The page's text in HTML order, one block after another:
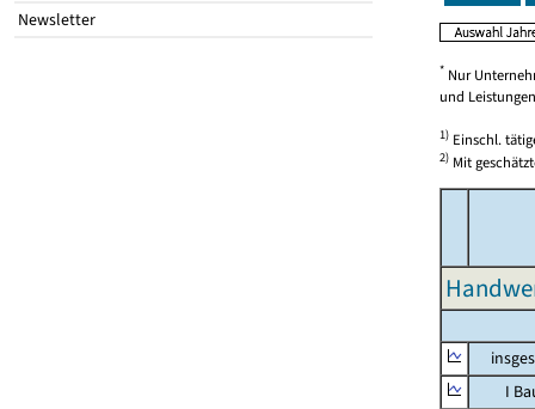
Newsletter
* Nur
und
1) Einschl.
2) Mit
I